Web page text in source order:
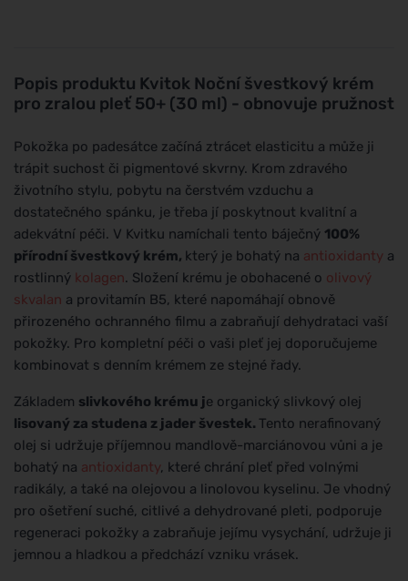
Popis produktu Kvitok Noční švestkový krém
pro zralou pleť 50+ (30 ml) - obnovuje pružnost
Pokožka po padesátce začíná ztrácet elasticitu a může ji
trápit suchost či pigmentové skvrny. Krom zdravého
životního stylu, pobytu na čerstvém vzduchu a
dostatečného spánku, je třeba jí poskytnout kvalitní a
adekvátní péči. V Kvitku namíchali tento báječný 100%
přírodní švestkový krém, který je bohatý na antioxidanty a
rostlinný kolagen. Složení krému je obohacené o olivový
skvalan a provitamín B5, které napomáhají obnově
přirozeného ochranného filmu a zabraňují dehydrataci vaší
pokožky. Pro kompletní péči o vaši pleť jej doporučujeme
kombinovat s denním krémem ze stejné řady.
Základem slivkového krému je organický slivkový olej
lisovaný za studena z jader švestek. Tento nerafinovaný
olej si udržuje příjemnou mandlově-marciánovou vůni a je
bohatý na antioxidanty, které chrání pleť před volnými
radikály, a také na olejovou a linolovou kyselinu. Je vhodný
pro ošetření suché, citlivé a dehydrované pleti, podporuje
regeneraci pokožky a zabraňuje jejímu vysychání, udržuje ji
jemnou a hladkou a předchází vzniku vrásek.